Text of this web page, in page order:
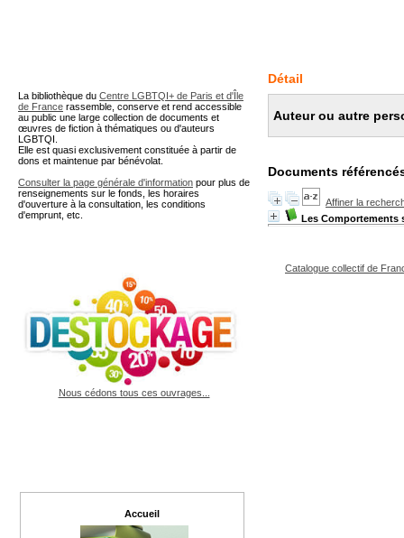
Détail
Auteur ou autre
Documents
Affiner la
Les Comportements
Catalogue collectif de
La bibliothèque du Centre LGBTQI+ de Paris et d'Île
de France rassemble, conserve et rend accessible
au public une large collection de documents et
œuvres de fiction à thématiques ou d'auteurs
LGBTQI.
Elle est quasi exclusivement constituée à partir de
dons et maintenue par bénévolat.
Consulter la page générale d'information pour plus de
renseignements sur le fonds, les horaires
d'ouverture à la consultation, les conditions
d'emprunt, etc.
Nous cédons tous ces ouvrages...
Accueil